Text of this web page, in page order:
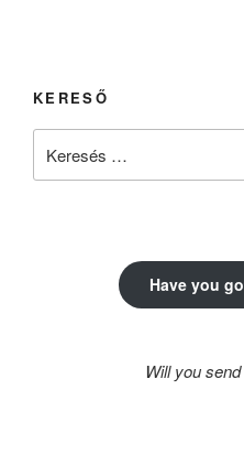
KERESŐ
Have you
Will you